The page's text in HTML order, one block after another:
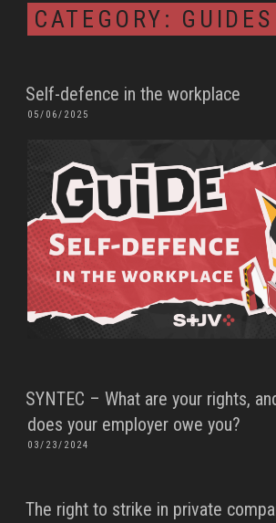
CATEGORY: GUIDES
Self-defence in the workplace
POSTED
05/06/2025
SYNTEC – What are your rights,
does your employer owe you?
POSTED
03/23/2024
The right to strike in private